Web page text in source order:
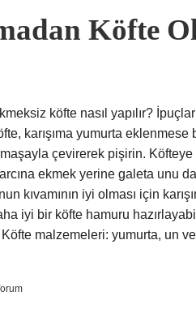
Köfte
köfte nasıl yapılır?
karışıma yumurta
maşayla çevirerek pişirin.
ekmek yerine galeta unu
kıvamının iyi olması için
iyi bir köfte hamuru
malzemeleri: yumurta, un